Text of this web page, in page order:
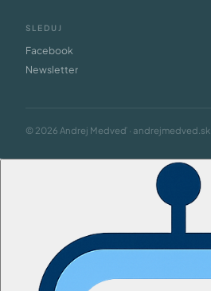
SLEDUJ
Facebook
Newsletter
© 2026 Andrej Medveď · andrejmedved.sk